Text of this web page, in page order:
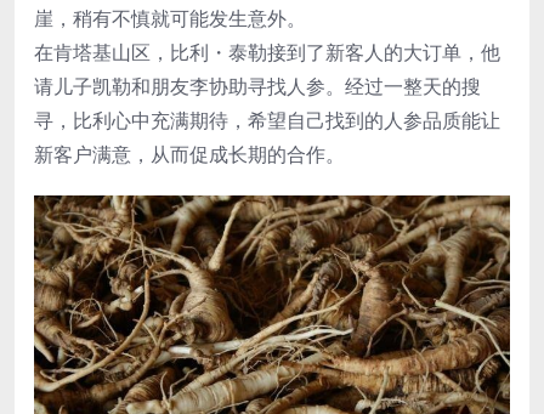
崖，稍有不慎就可能发生意外。
在肯塔基山区，比利・泰勒接到了新客人的大订单，他
请儿子凯勒和朋友李协助寻找人参。经过一整天的搜
寻，比利心中充满期待，希望自己找到的人参品质能让
新客户满意，从而促成长期的合作。